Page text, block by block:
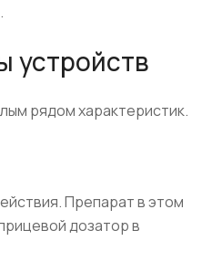
устройств
рядом характеристик.
Препарат в этом
дозатор в